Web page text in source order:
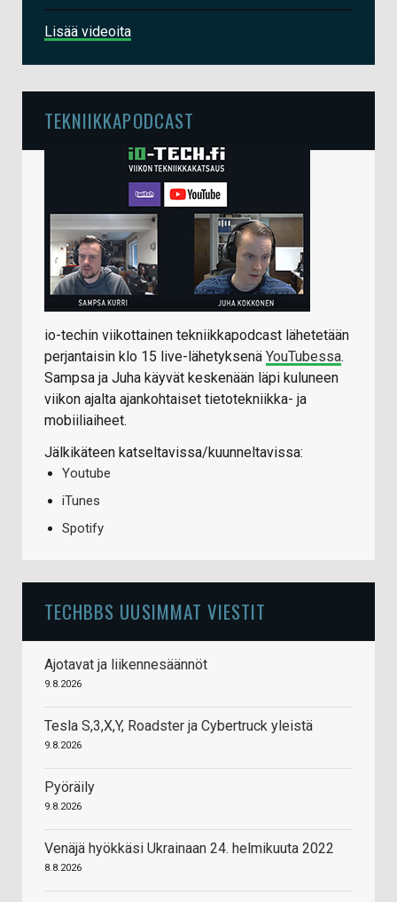
Lisää videoita
TEKNIIKKAPODCAST
io-techin viikottainen tekniikkapodcast lähetetään
perjantaisin klo 15 live-lähetyksenä YouTubessa.
Sampsa ja Juha käyvät keskenään läpi kuluneen
viikon ajalta ajankohtaiset tietotekniikka- ja
mobiiliaiheet.
Jälkikäteen katseltavissa/kuunneltavissa:
Youtube
iTunes
Spotify
TECHBBS UUSIMMAT VIESTIT
Ajotavat ja liikennesäännöt
9.8.2026
Tesla S,3,X,Y, Roadster ja Cybertruck yleistä
9.8.2026
Pyöräily
9.8.2026
Venäjä hyökkäsi Ukrainaan 24. helmikuuta 2022
8.8.2026